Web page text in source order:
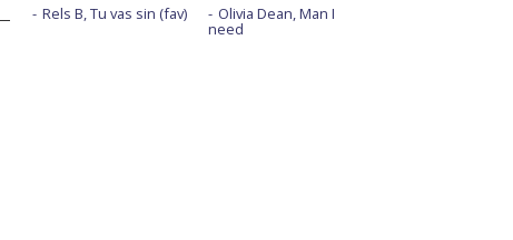
Rels B, Tu vas sin (fav) Olivia Dean, Man I
need